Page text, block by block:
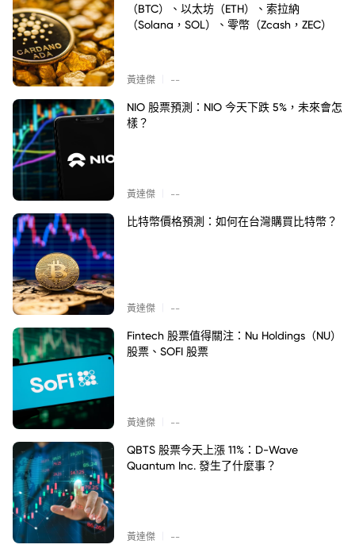
（BTC）、以太坊（ETH）、索拉納
（Solana，SOL）、零幣（Zcash，ZEC）
黃達傑 --
NIO 股票預測：NIO 今天下跌 5%，未來會怎
樣？
黃達傑 --
比特幣價格預測：如何在台灣購買比特幣？
黃達傑 --
Fintech 股票值得關注：Nu Holdings（NU）
股票、SOFI 股票
黃達傑 --
QBTS 股票今天上漲 11%：D-Wave
Quantum Inc. 發生了什麼事？
黃達傑 --